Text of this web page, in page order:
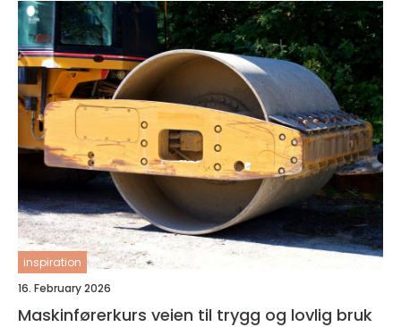
inspiration
16. February 2026
Maskinførerkurs veien til trygg og lovlig bruk